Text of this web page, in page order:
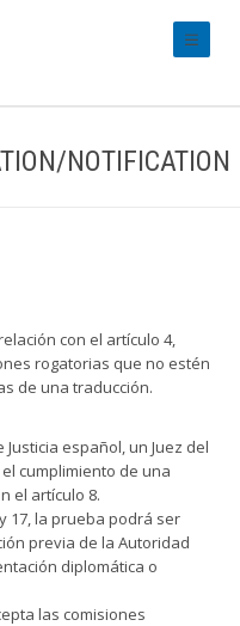
NOTIFICATION
con el artículo 4,
rogatorias que no estén
de una traducción.
español, un Juez del
cumplimiento de una
el artículo 8.
17, la prueba podrá ser
previa de la Autoridad
diplomática o
las comisiones